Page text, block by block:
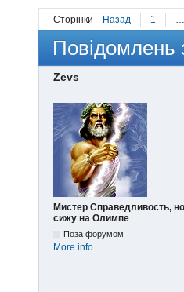
Сторінки Назад 1
Повідомлень
Zevs
Мистер Справедливость, но
сижу на Олимпе
Поза форумом
More info